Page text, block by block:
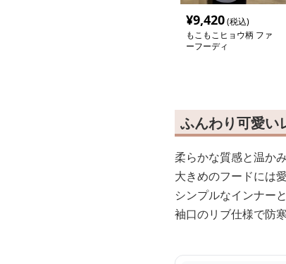
¥9,420(税込)
もこもこヒョウ柄 ファ
ーフーディ
ふんわり可愛い
柔らかな質感と温か
大きめのフードには
シンプルなインナー
袖口のリブ仕様で防